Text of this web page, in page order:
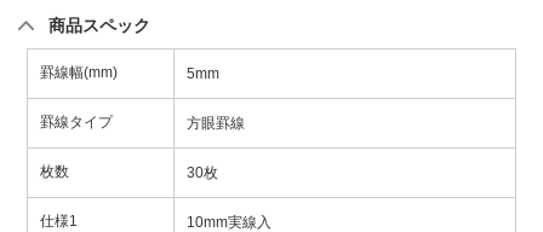
商品スペック
罫線幅(mm) 5mm
罫線タイプ 方眼罫線
枚数 30枚
仕様1 10mm実線入